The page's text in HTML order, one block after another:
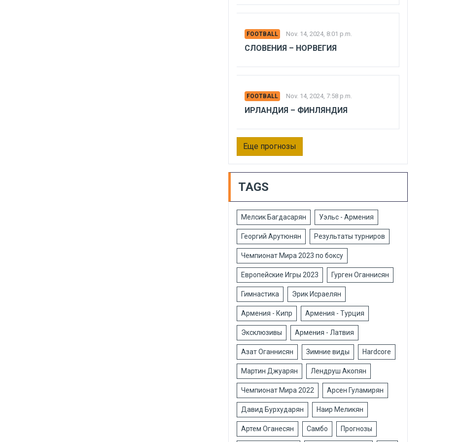
FOOTBALL Nov. 14, 2024, 8:01 p.m.
СЛОВЕНИЯ – НОРВЕГИЯ
FOOTBALL Nov. 14, 2024, 7:58 p.m.
ИРЛАНДИЯ – ФИНЛЯНДИЯ
Еще прогнозы
TAGS
Мелсик Багдасарян Уэльс - Армения
Георгий Арутюнян Результаты турниров
Чемпионат Мира 2023 по боксу
Европейские Игры 2023 Гурген Оганнисян
Гимнастика Эрик Исраелян
Армения - Кипр Армения - Турция
Эксклюзивы Армения - Латвия
Азат Оганнисян Зимние виды Hardcore
Мартин Джуарян Лендруш Акопян
Чемпионат Мира 2022 Арсен Гуламирян
Давид Бурхударян Наир Меликян
Артем Оганесян Самбо Прогнозы